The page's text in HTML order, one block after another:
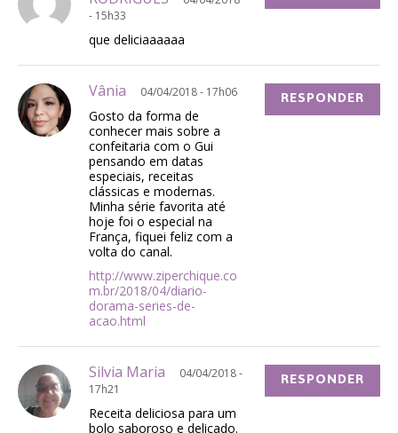
- 15h33
que deliciaaaaaa
Vânia 04/04/2018 - 17h06
Gosto da forma de
conhecer mais sobre a
confeitaria com o Gui
pensando em datas
especiais, receitas
clássicas e modernas.
Minha série favorita até
hoje foi o especial na
França, fiquei feliz com a
volta do canal.
http://www.ziperchique.co
m.br/2018/04/diario-
dorama-series-de-
acao.html
RESPONDER
Silvia Maria
04/04/2018 -
17h21
Receita deliciosa para um
bolo saboroso e delicado.
RESPONDER